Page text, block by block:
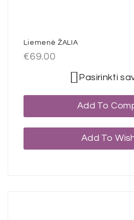
Liemenė ŽALIA
€69.00
Pasirinkti
Add To
Add To